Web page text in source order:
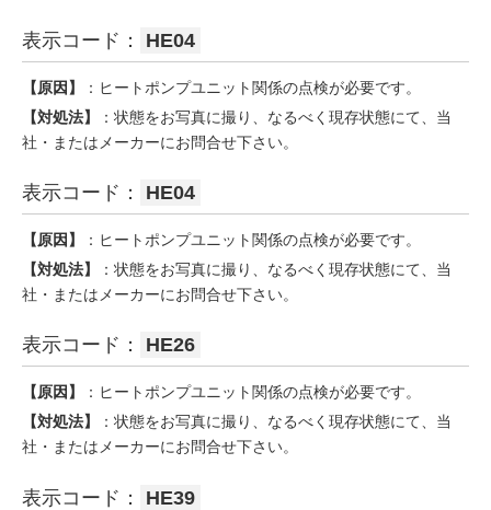
表示コード： HE04
【原因】
：ヒートポンプユニット関係の点検が必要です。
【対処法】
：状態をお写真に撮り、なるべく現存状態にて、当
社・またはメーカーにお問合せ下さい。
表示コード： HE04
【原因】
：ヒートポンプユニット関係の点検が必要です。
【対処法】
：状態をお写真に撮り、なるべく現存状態にて、当
社・またはメーカーにお問合せ下さい。
表示コード： HE26
【原因】
：ヒートポンプユニット関係の点検が必要です。
【対処法】
：状態をお写真に撮り、なるべく現存状態にて、当
社・またはメーカーにお問合せ下さい。
表示コード： HE39